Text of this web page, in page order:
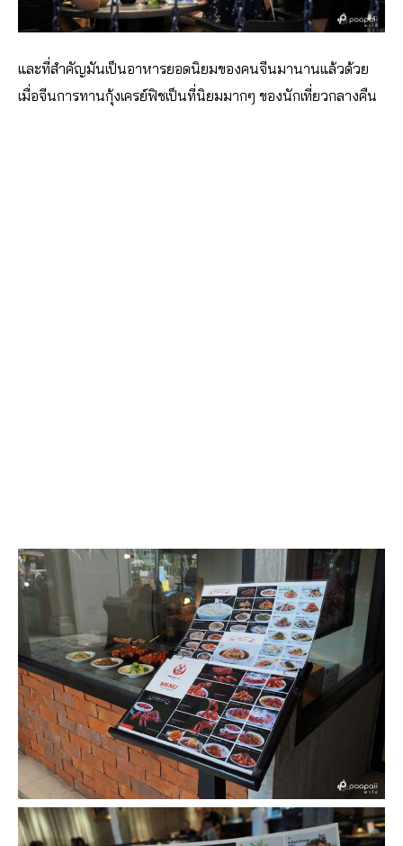
และที่สำคัญมันเป็นอาหารยอดนิยมของคนจีนมานานแล้วด้วย
เมื่อจีนการทานกุ้งเครย์ฟิชเป็นที่นิยมมากๆ ของนักเที่ยวกลางคืน